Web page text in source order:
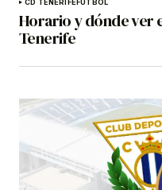
Horario y dónde ver
Tenerife